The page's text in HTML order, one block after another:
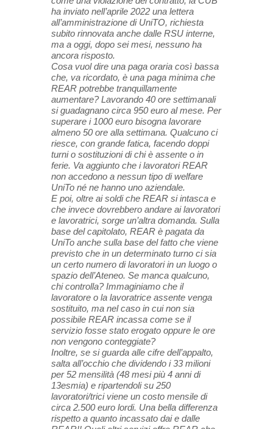
ha inviato nell’aprile 2022 una lettera
all’amministrazione di UniTO, richiesta
subito rinnovata anche dalle RSU interne,
ma a oggi, dopo sei mesi, nessuno ha
ancora risposto.
Cosa vuol dire una paga oraria così bassa
che, va ricordato, è una paga minima che
REAR potrebbe tranquillamente
aumentare? Lavorando 40 ore settimanali
si guadagnano circa 950 euro al mese. Per
superare i 1000 euro bisogna lavorare
almeno 50 ore alla settimana. Qualcuno ci
riesce, con grande fatica, facendo doppi
turni o sostituzioni di chi è assente o in
ferie. Va aggiunto che i lavoratori REAR
non accedono a nessun tipo di welfare
UniTo né ne hanno uno aziendale.
E poi, oltre ai soldi che REAR si intasca e
che invece dovrebbero andare ai lavoratori
e lavoratrici, sorge un’altra domanda. Sulla
base del capitolato, REAR è pagata da
UniTo anche sulla base del fatto che viene
previsto che in un determinato turno ci sia
un certo numero di lavoratori in un luogo o
spazio dell’Ateneo. Se manca qualcuno,
chi controlla? Immaginiamo che il
lavoratore o la lavoratrice assente venga
sostituito, ma nel caso in cui non sia
possibile REAR incassa come se il
servizio fosse stato erogato oppure le ore
non vengono conteggiate?
Inoltre, se si guarda alle cifre dell’appalto,
salta all’occhio che dividendo i 33 milioni
per 52 mensilità (48 mesi più 4 anni di
13esmia) e ripartendoli su 250
lavoratori/trici viene un costo mensile di
circa 2.500 euro lordi. Una bella differenza
rispetto a quanto incassato dai e dalle